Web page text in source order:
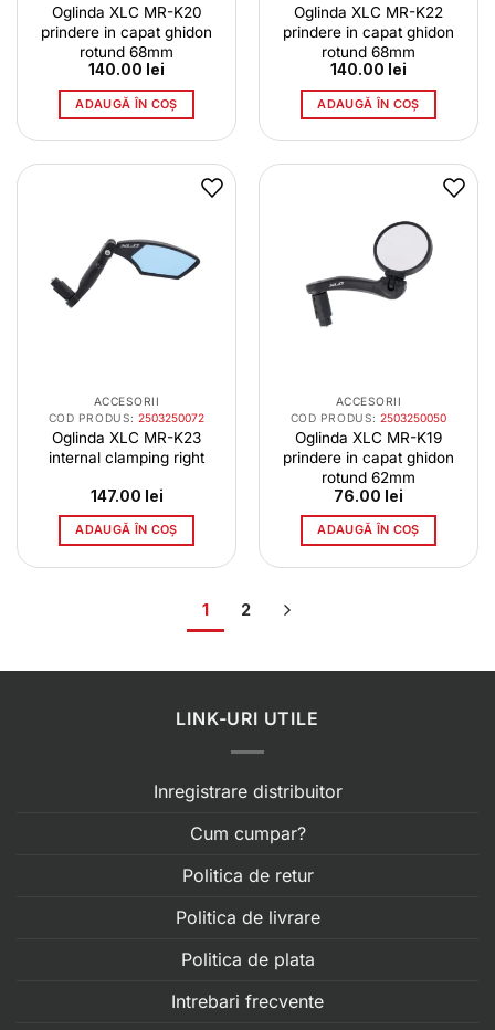
Oglinda XLC MR-K20
prindere in capat ghidon
rotund 68mm
140.00 lei
ADAUGĂ ÎN COȘ
Oglinda XLC MR-K22
prindere in capat ghidon
rotund 68mm
140.00 lei
ADAUGĂ ÎN COȘ
ACCESORII
COD PRODUS:2503250072
Oglinda XLC MR-K23
internal clamping right
147.00 lei
ADAUGĂ ÎN COȘ
ACCESORII
COD PRODUS:2503250050
Oglinda XLC MR-K19
prindere in capat ghidon
rotund 62mm
76.00 lei
ADAUGĂ ÎN COȘ
1 2
LINK-URI UTILE
Inregistrare distribuitor
Cum cumpar?
Politica de retur
Politica de livrare
Politica de plata
Intrebari frecvente